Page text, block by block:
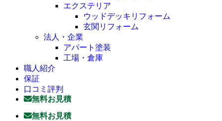
エクステリア
ウッドデッキリフォーム
玄関リフォーム
法人・企業
アパート塗装
工場・倉庫
職人紹介
保証
口コミ評判
無料お見積
無料お見積